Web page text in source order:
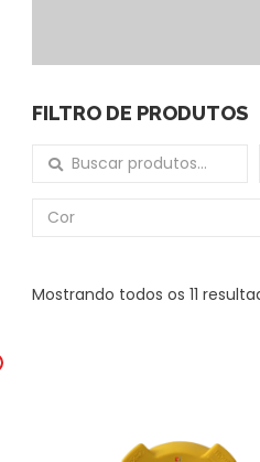
FILTRO DE PRODUTOS
Buscar por:
Cor
Mostrando todos os 11